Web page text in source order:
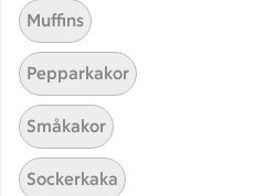
Muffins
Pepparkakor
Småkakor
Sockerkaka